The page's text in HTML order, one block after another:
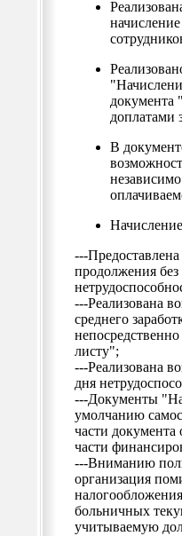
документа
доплатами
В
---
продолжения без
---Реализована
среднего
листу";
---Реализована
дня
---Документы
умолчанию
части документа
части
---Вниманию
организация
больничных
учитываемую